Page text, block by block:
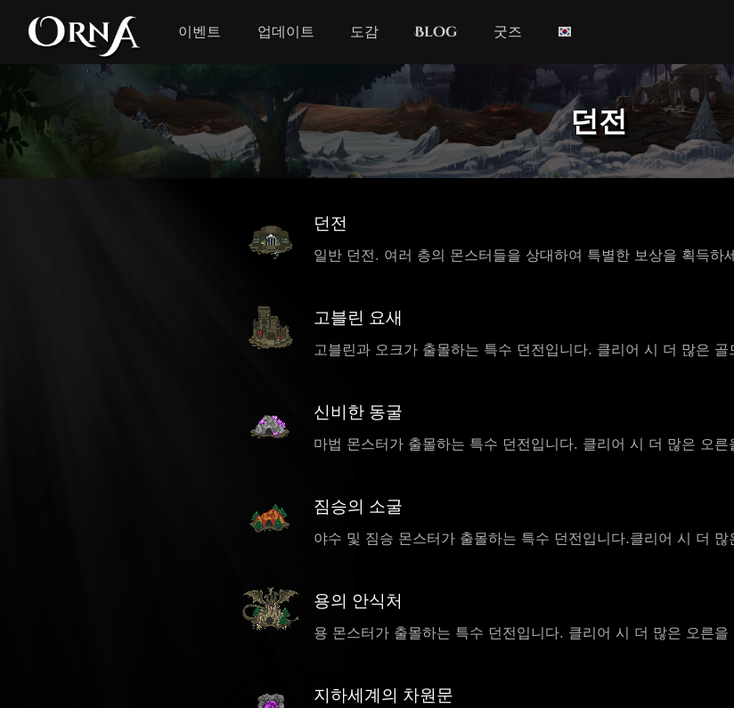
이벤트 업데이트 도감 Blog 굿즈
던전
던전
일반 던전. 여러 층의 몬스터들을 상대하여 특별한 보상을 획득하
고블린 요새
고블린과 오크가 출몰하는 특수 던전입니다. 클리어 시 더 많은
신비한 동굴
마법 몬스터가 출몰하는 특수 던전입니다. 클리어 시 더 많은 오
짐승의 소굴
야수 및 짐승 몬스터가 출몰하는 특수 던전입니다.클리어 시 더
용의 안식처
용 몬스터가 출몰하는 특수 던전입니다. 클리어 시 더 많은 오른을
지하세계의 차원문